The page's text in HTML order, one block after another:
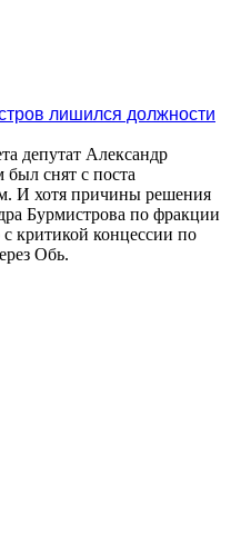
лишился должности
депутат Александр
снят с поста
И хотя причины решения
Бурмистрова по фракции
с критикой концессии по
Обь.